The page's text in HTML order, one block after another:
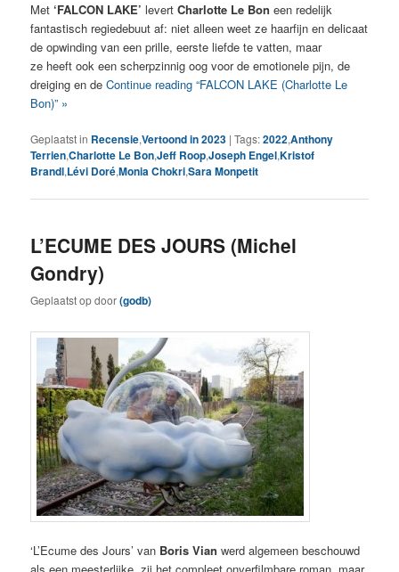
Met ‘FALCON LAKE’ levertCharlotte Le Boneen redelijk
fantastisch regiedebuut af: niet alleen weet ze haarfijn en delicaat
de opwinding van een prille, eerste liefde te vatten, maar
ze heeft ook een scherpzinnig oog voor de emotionele pijn, de
dreiging en deContinue reading “FALCON LAKE (Charlotte Le
Bon)” »
Geplaatst in Recensie,Vertoond in 2023 |Tags:2022,Anthony
Terrien,Charlotte Le Bon,Jeff Roop,Joseph Engel,Kristof
Brandl,Lévi Doré,Monia Chokri,Sara Monpetit
L’ECUME DES JOURS (Michel
Gondry)
Geplaatst opdoor(godb)
‘L’Ecume des Jours’ van Boris Vian werd algemeen beschouwd